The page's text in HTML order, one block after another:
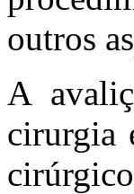
outros
A
cirurgia